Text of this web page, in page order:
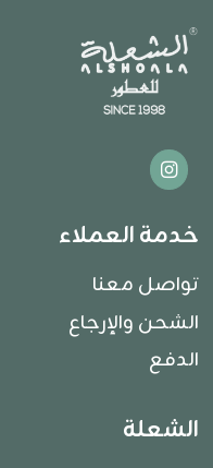
خدمة العملاء
تواصل معنا
الشحن والإرجاع
الدفع
الشعلة